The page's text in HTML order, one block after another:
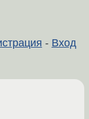
- Вход